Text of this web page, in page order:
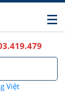
Việt